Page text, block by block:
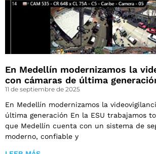
En Medellín modernizamos la
con cámaras de última
11 de septiembre de 2025
En Medellín modernizamos la
última generación En la ESU trabajamos
que Medellín cuenta con un sistema de
moderno, confiable y